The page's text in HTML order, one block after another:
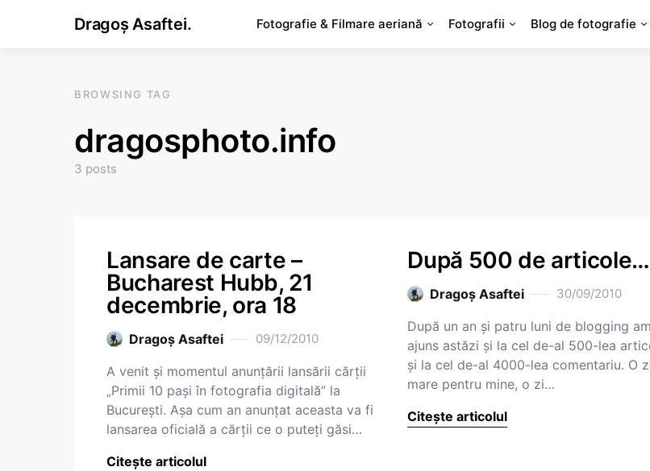
Dragoș Asaftei. Fotografie & Filmare aeriană Fotografii Blog de fotografie
BROWSING TAG
dragosphoto.info
3 posts
Lansare de carte –
Bucharest Hubb, 21
decembrie, ora 18
Dragoş Asaftei 09/12/2010
A venit şi momentul anunţării lansării cărţii
„Primii 10 paşi în fotografia digitală” la
Bucureşti. Aşa cum an anunţat aceasta va fi
lansarea oficială a cărţii ce o puteţi găsi…
Citește articolul
După 500 de articole…
Dragoş Asaftei 30/09/2010
După un an şi patru luni de blogging am
ajuns astăzi şi la cel de-al 500-lea
şi la cel de-al 4000-lea comentariu. O
mare pentru mine, o zi…
Citește articolul